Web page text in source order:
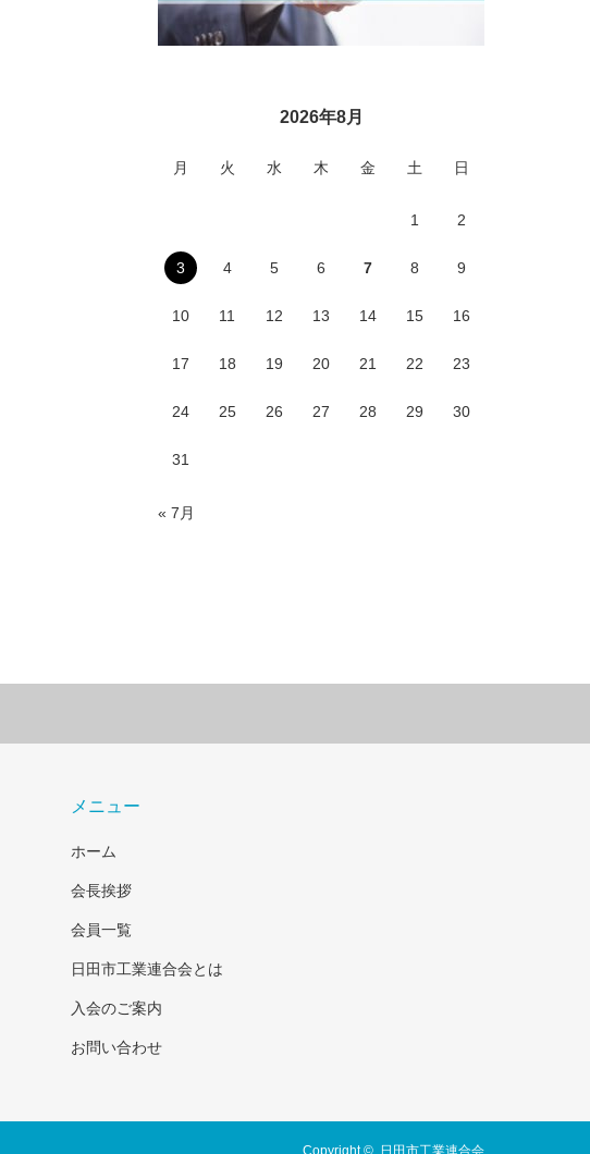
2026年8月
月 火 水 木 金 土 日
1 2
3 4 5 6 7 8 9
10 11 12 13 14 15 16
17 18 19 20 21 22 23
24 25 26 27 28 29 30
31
« 7月
メニュー
ホーム
会長挨拶
会員一覧
日田市工業連合会とは
入会のご案内
お問い合わせ
Copyright © 日田市工業連合会